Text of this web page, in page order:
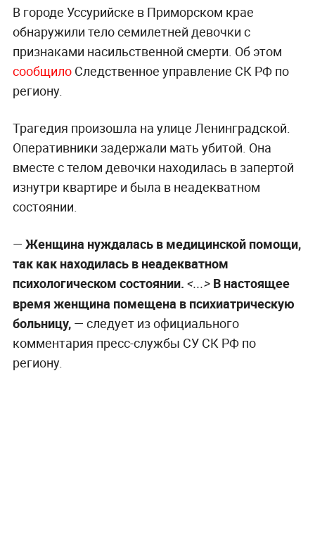
В городе Уссурийске в Приморском крае
обнаружили тело семилетней девочки с
признаками насильственной смерти. Об этом
сообщило Следственное управление СК РФ по
региону.
Трагедия произошла на улице Ленинградской.
Оперативники задержали мать убитой. Она
вместе с телом девочки находилась в запертой
изнутри квартире и была в неадекватном
состоянии.
— Женщина нуждалась в медицинской помощи,
так как находилась в неадекватном
психологическом состоянии. <...>В настоящее
время женщина помещена в психиатрическую
больницу,— следует из официального
комментария пресс-службы СУ СК РФ по
региону.